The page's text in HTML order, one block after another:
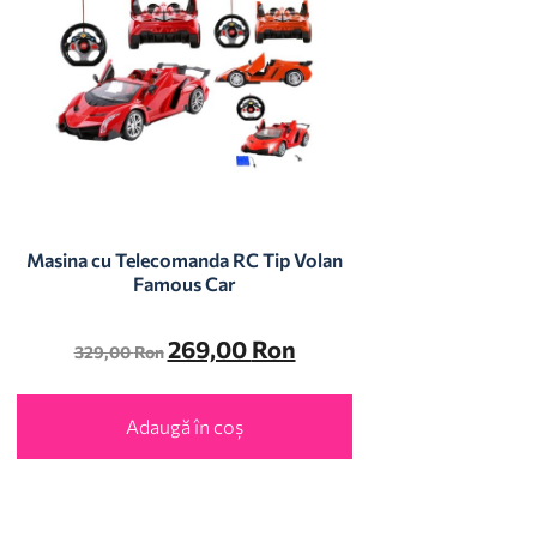
Masina cu Telecomanda RC Tip Volan
Famous Car
329,00Ron 269,00 Ron
Adaugă în coș